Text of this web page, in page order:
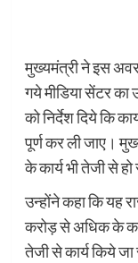
मुख्यमंत्री ने इस
गये मीडिया सेंटर का
को निर्देश दिये कि
पूर्ण कर ली जाए।
के कार्य भी तेजी से हो
उन्होंने कहा कि यह
करोड़ से अधिक के
तेजी से कार्य किये